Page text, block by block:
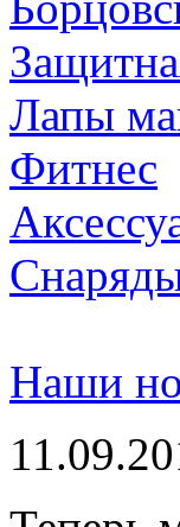
Лапы
Фитнес
Наши